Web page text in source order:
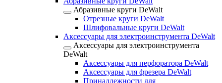
Абразивные круги DeWalt
Отрезные круги DeWalt
Шлифовальные круги DeWalt
Аксессуары для электроинструмента DeWalt
Аксессуары для электроинструмента
DeWalt
Аксессуары для перфоратора DeWalt
Аксессуары для фрезера DeWalt
Принадлежности для